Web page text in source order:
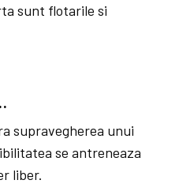
sunt flotarile si
supravegherea unui
se antreneaza
liber.